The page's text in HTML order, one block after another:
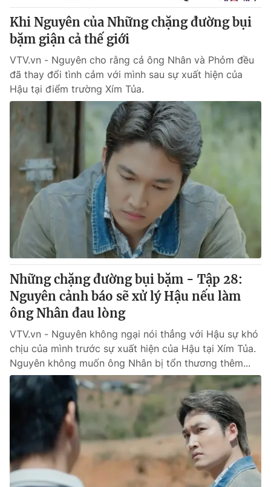
Liên hệ tòa soạn English
THỜI BÁO VTV
Theo dõi báo trên
Đài Truyền hình Việt Nam
Cơ quan báo chí:
Thời báo VTV
Giấy phép hoạt động báo in và báo điện tử số 483/GP-BTTTT
cấp ngày 29/12/2023
Tổng Biên tập:
Vũ Thanh Thủy
Phó Tổng Biên tập:
Nguyễn Thị Mỹ Hạnh, Phạm Quốc Thắng,
Nguyễn Trọng Ninh
Tổng đài VTV:024.38 355 931 - 024.38 355 932
Ðiện thoại Thời báo VTV:024.66 897 897
Email:toasoan@vtv.vn
Liên hệ quảng cáo:024-7300.7108
® Cấm sao chép dưới mọi hình thức nếu không có sự chấp
Khi Nguyên của Những chặng đường bụi
bặm giận cả thế giới
VTV.vn - Nguyên cho rằng cả ông Nhân và Phỏm đều
đã thay đổi tình cảm với mình sau sự xuất hiện của
Hậu tại điểm trường Xím Tủa.
Những chặng đường bụi bặm - Tập 28:
Nguyên cảnh báo sẽ xử lý Hậu nếu làm
ông Nhân đau lòng
VTV.vn - Nguyên không ngại nói thẳng với Hậu sự khó
chịu của mình trước sự xuất hiện của Hậu tại Xím Tủa.
Nguyên không muốn ông Nhân bị tổn thương thêm...